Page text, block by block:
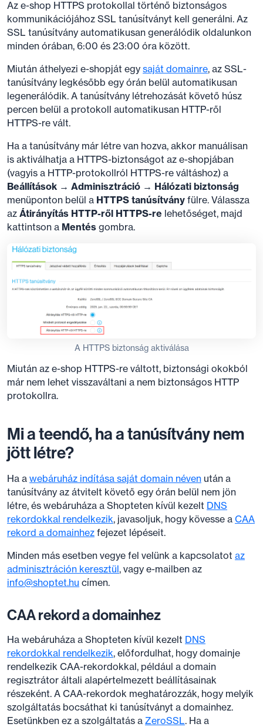
Az e-shop HTTPS protokollal történő biztonságos
kommunikációjához SSL tanúsítványt kell generálni. Az
SSL tanúsítvány automatikusan generálódik oldalunkon
minden órában, 6:00 és 23:00 óra között.
Miután áthelyezi e-shopját egy saját domainre, az SSL-
tanúsítvány legkésőbb egy órán belül automatikusan
legenerálódik. A tanúsítvány létrehozását követő húsz
percen belül a protokoll automatikusan HTTP-ről
HTTPS-re vált.
Ha a tanúsítvány már létre van hozva, akkor manuálisan
is aktiválhatja a HTTPS-biztonságot az e-shopjában
(vagyis a HTTP-protokollról HTTPS-re váltáshoz) a
Beállítások → Adminisztráció → Hálózati biztonság
menüponton belül a HTTPS tanúsítvány fülre. Válassza
az Átirányítás HTTP-ről HTTPS-re lehetőséget, majd
kattintson a Mentés gombra.
A HTTPS biztonság aktiválása
Miután az e-shop HTTPS-re váltott, biztonsági okokból
már nem lehet visszaváltani a nem biztonságos HTTP
protokollra.
Mi a teendő, ha a tanúsítvány nem
jött létre?
Ha a webáruház indítása saját domain néven után a
tanúsítvány az átvitelt követő egy órán belül nem jön
létre, és webáruháza a Shopteten kívül kezelt DNS
rekordokkal rendelkezik, javasoljuk, hogy kövesse a CAA
rekord a domainhez fejezet lépéseit.
Minden más esetben vegye fel velünk a kapcsolatot az
adminisztráción keresztül, vagy e-mailben az
info@shoptet.hu címen.
CAA rekord a domainhez
Ha webáruháza a Shopteten kívül kezelt DNS
rekordokkal rendelkezik, előfordulhat, hogy domainje
rendelkezik CAA-rekordokkal, például a domain
regisztrátor általi alapértelmezett beállításainak
részeként. A CAA-rekordok meghatározzák, hogy melyik
szolgáltatás bocsáthat ki tanúsítványt a domainhez.
Esetünkben ez a szolgáltatás a ZeroSSL. Ha a